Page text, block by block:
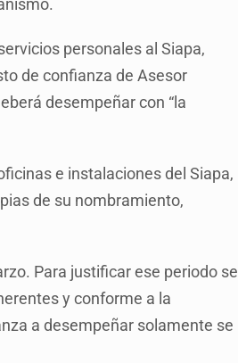
personales al Siapa,
de confianza de Asesor
desempeñar con “la
e instalaciones del Siapa,
de su nombramiento,
Para justificar ese periodo se
y conforme a la
a desempeñar solamente se